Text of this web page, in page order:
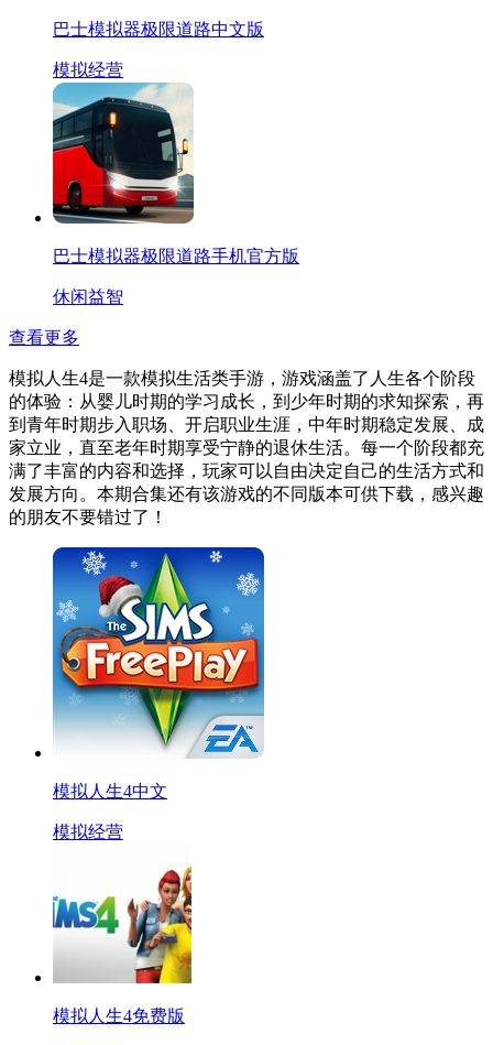
巴士模拟器极限道路中文版
模拟经营
巴士模拟器极限道路手机官方版
休闲益智
查看更多
模拟人生4是一款模拟生活类手游，游戏涵盖了人生各个阶段
的体验：从婴儿时期的学习成长，到少年时期的求知探索，再
到青年时期步入职场、开启职业生涯，中年时期稳定发展、成
家立业，直至老年时期享受宁静的退休生活。每一个阶段都充
满了丰富的内容和选择，玩家可以自由决定自己的生活方式和
发展方向。本期合集还有该游戏的不同版本可供下载，感兴趣
的朋友不要错过了！
模拟人生4中文
模拟经营
模拟人生4免费版